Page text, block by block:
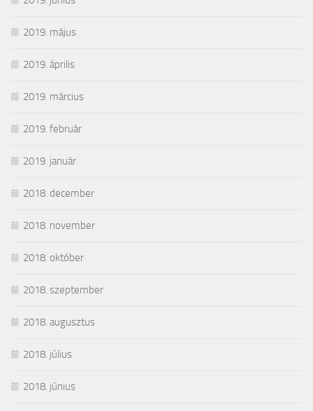
2019. május
2019. április
2019. március
2019. február
2019. január
2018. december
2018. november
2018. október
2018. szeptember
2018. augusztus
2018. július
2018. június